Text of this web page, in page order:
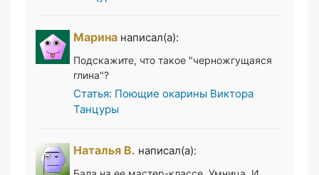
Марина написал(а):
Подскажите, что такое "черножгущаяся
глина"?
Статья: Поющие окарины Виктора
Танцуры
Наталья В. написал(а):